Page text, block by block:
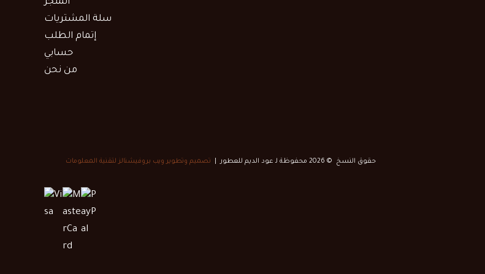
المتجر
سلة المشتريات
إتمام الطلب
حسابي
من نحن
حقوق النسخ © 2026 محفوظة لـ عود الديم للعطور | تصميم وتطوير ويب بروفيشنالز لتقنية المعلومات